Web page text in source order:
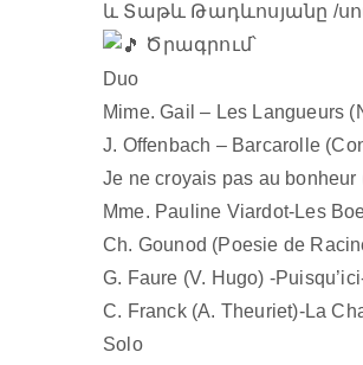
և Տաթև Թադևոսյանը /
Ծրագրում՝
Duo
Mime. Gail – Les Langueurs
J. Offenbach – Barcarolle
Je ne croyais pas au bonheur
Mme. Pauline Viardot-Les
Ch. Gounod (Poesie de
G. Faure (V. Hugo) -
C. Franck (A. Theuriet)-La
Solo